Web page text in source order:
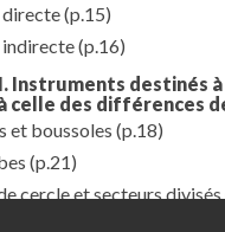
directe(p.15)
indirecte(p.16)
Instruments destinés
celle des différences
et boussoles (p.18)
(p.21)
cercle et secteurs divisés